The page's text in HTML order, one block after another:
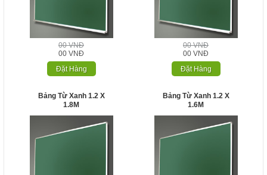
00 VNĐ
00 VNĐ
Đặt Hàng
00 VNĐ
00 VNĐ
Đặt Hàng
Bảng Từ Xanh 1.2 X
1.8M
Bảng Từ Xanh 1.2 X
1.6M